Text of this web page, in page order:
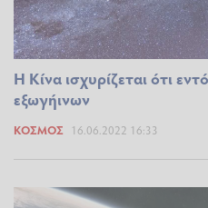
Η Κίνα ισχυρίζεται ότι
εξωγήινων
ΚΌΣΜΟΣ 16.06.2022 16:33